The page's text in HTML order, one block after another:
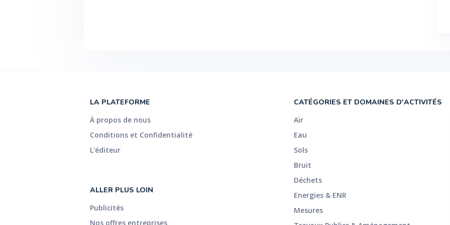
LA PLATEFORME
À propos de nous
Conditions et Confidentialité
L'éditeur
ALLER PLUS LOIN
Publicités
Nos offres entreprises
CATÉGORIES ET DOMAINES D'ACTIVITÉS
Air
Eau
Sols
Bruit
Déchets
Energies & ENR
Mesures